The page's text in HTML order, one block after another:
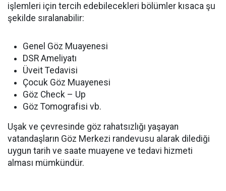
işlemleri için tercih edebilecekleri bölümler kısaca şu
şekilde sıralanabilir:
Genel Göz Muayenesi
DSR Ameliyatı
Üveit Tedavisi
Çocuk Göz Muayenesi
Göz Check – Up
Göz Tomografisi vb.
Uşak ve çevresinde göz rahatsızlığı yaşayan
vatandaşların Göz Merkezi randevusu alarak dilediği
uygun tarih ve saate muayene ve tedavi hizmeti
alması mümkündür.